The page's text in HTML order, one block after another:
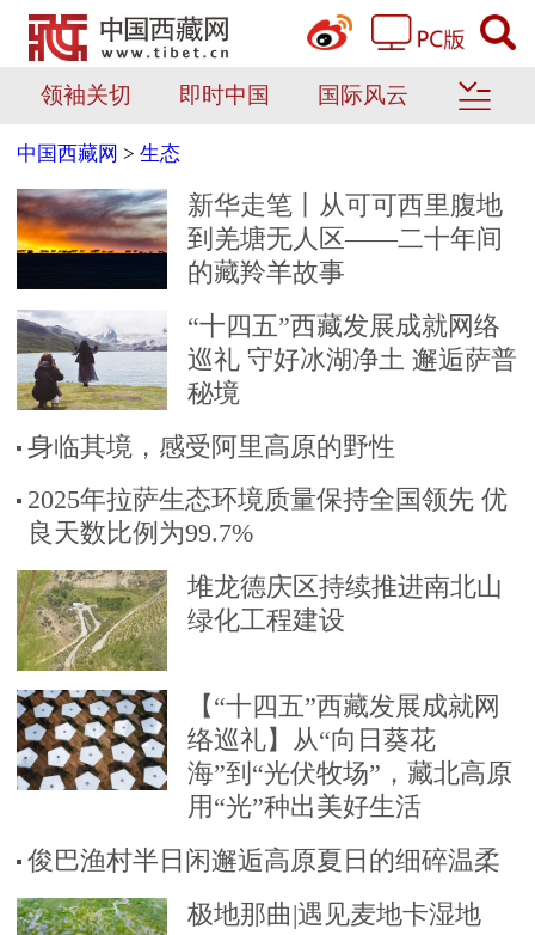
领袖关切 即时中国 国际风云
中国西藏网 >生态
新华走笔丨从可可西里腹地
到羌塘无人区——二十年间
的藏羚羊故事
“十四五”西藏发展成就网络
巡礼 守好冰湖净土 邂逅萨普
秘境
身临其境，感受阿里高原的野性
2025年拉萨生态环境质量保持全国领先 优
良天数比例为99.7%
堆龙德庆区持续推进南北山
绿化工程建设
【“十四五”西藏发展成就网
络巡礼】从“向日葵花
海”到“光伏牧场”，藏北高原
用“光”种出美好生活
俊巴渔村半日闲邂逅高原夏日的细碎温柔
极地那曲|遇见麦地卡湿地